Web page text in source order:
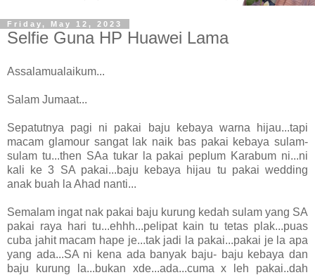
Friday, May 12, 2023
Selfie Guna HP Huawei Lama
Assalamualaikum...
Salam Jumaat...
Sepatutnya pagi ni pakai baju kebaya warna hijau...tapi
macam glamour sangat lak naik bas pakai kebaya sulam-
sulam tu...then SAa tukar la pakai peplum Karabum ni...ni
kali ke 3 SA pakai...baju kebaya hijau tu pakai wedding
anak buah la Ahad nanti...
Semalam ingat nak pakai baju kurung kedah sulam yang SA
pakai raya hari tu...ehhh...pelipat kain tu tetas plak...puas
cuba jahit macam hape je...tak jadi la pakai...pakai je la apa
yang ada...SA ni kena ada banyak baju- baju kebaya dan
baju kurung la...bukan xde...ada...cuma x leh pakai..dah